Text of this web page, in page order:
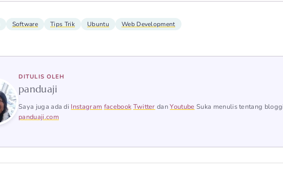
Software Tips Trik Ubuntu Web Development
DITULIS OLEH
panduaji
Saya juga ada di Instagram facebook Twitter danYoutube Suka menulis tentang
panduaji.com